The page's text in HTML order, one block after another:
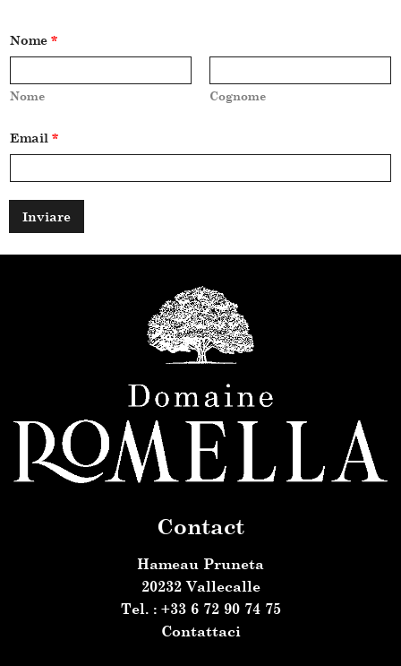
Nome *
Nome Cognome
o
m
E
m
i
Email *
Inviare
Contact
Hameau Pruneta
20232 Vallecalle
Tel. : +33 6 72 90 74 75
Contattaci